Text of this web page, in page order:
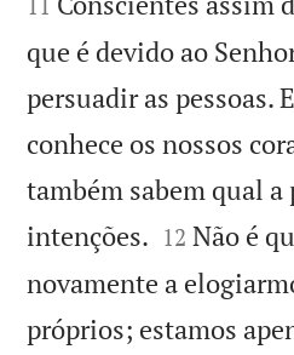
que é devido ao
persuadir as pessoas.
conhece os nossos
também sabem qual a
intenções. 

12 Não é
novamente a
próprios; estamos